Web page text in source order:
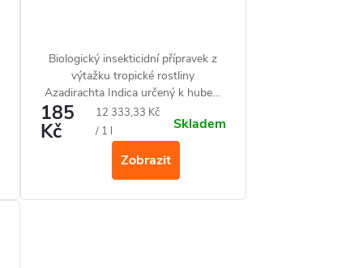
Biologický insekticidní přípravek z
výtažku tropické rostliny
Azadirachta Indica určený k hubení
larev smutnic v substrátu.
185
Kč
Měrná
cena:
12 333,33 Kč
/ 1 l
Skladem
Zobrazit